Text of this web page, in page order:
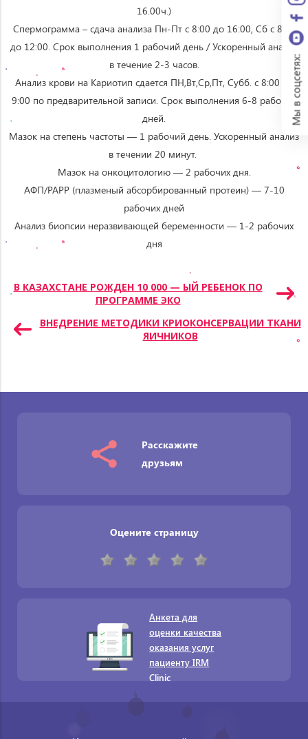
16.00ч.)
Спермограмма – сдача анализа Пн-Пт с 8:00 до 16:00, Сб с 8:00
до 12:00. Срок выполнения 1 рабочий день / Ускоренный анализ
в течение 2-3 часов.
Анализ крови на Кариотип сдается ПН,Вт,Ср,Пт, Субб. с 8:00 до
9:00 по предварительной записи. Срок выполнения 6-8 рабочих
дней.
Мазок на степень частоты — 1 рабочий день. Ускоренный анализ
в течении 20 минут.
Мазок на онкоцитологию — 2 рабочих дня.
АФП/PAPP (плазменый абсорбированный протеин) — 7-10
рабочих дней
​Анализ биопсии неразвивающей беременности — 1-2 рабочих
дня
Навигация
записям
В КАЗАХСТАНЕ РОЖДЕН 10 000 — ЫЙ РЕБЕНОК ПО
ПРОГРАММЕ ЭКО
ВНЕДРЕНИЕ МЕТОДИКИ КРИОКОНСЕРВАЦИИ ТКАНИ
ЯИЧНИКОВ
Расскажите
друзьям
Оцените страницу
Анкета для
оценки качества
оказания услуг
пациенту IRM
Clinic
Мы в соцсетях: